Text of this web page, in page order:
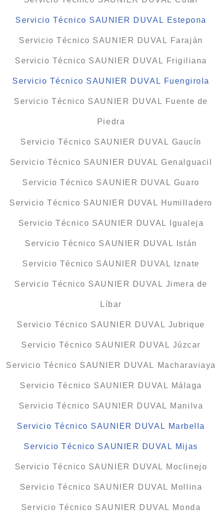
Servicio Técnico SAUNIER DUVAL Estepona
Servicio Técnico SAUNIER DUVAL Faraján
Servicio Técnico SAUNIER DUVAL Frigiliana
Servicio Técnico SAUNIER DUVAL Fuengirola
Servicio Técnico SAUNIER DUVAL Fuente de
Piedra
Servicio Técnico SAUNIER DUVAL Gaucín
Servicio Técnico SAUNIER DUVAL Genalguacil
Servicio Técnico SAUNIER DUVAL Guaro
Servicio Técnico SAUNIER DUVAL Humilladero
Servicio Técnico SAUNIER DUVAL Igualeja
Servicio Técnico SAUNIER DUVAL Istán
Servicio Técnico SAUNIER DUVAL Iznate
Servicio Técnico SAUNIER DUVAL Jimera de
Líbar
Servicio Técnico SAUNIER DUVAL Jubrique
Servicio Técnico SAUNIER DUVAL Júzcar
Servicio Técnico SAUNIER DUVAL Macharaviaya
Servicio Técnico SAUNIER DUVAL Málaga
Servicio Técnico SAUNIER DUVAL Manilva
Servicio Técnico SAUNIER DUVAL Marbella
Servicio Técnico SAUNIER DUVAL Mijas
Servicio Técnico SAUNIER DUVAL Moclinejo
Servicio Técnico SAUNIER DUVAL Mollina
Servicio Técnico SAUNIER DUVAL Monda